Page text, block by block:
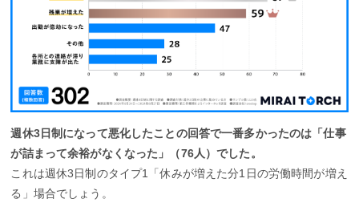
週休3日制になって悪化したことの回答で一番多かったのは「仕事
が詰まって余裕がなくなった」（76人）でした。
これは週休3日制のタイプ1「休みが増えた分1日の労働時間が増え
る」場合でしょう。